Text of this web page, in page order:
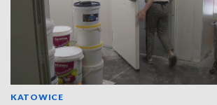
KATOWICE